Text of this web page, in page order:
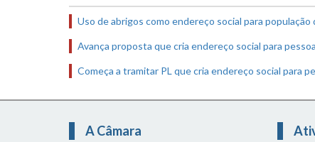
Uso de abrigos como endereço social para população
Avança proposta que cria endereço social para
Começa a tramitar PL que cria endereço social para
A Câmara